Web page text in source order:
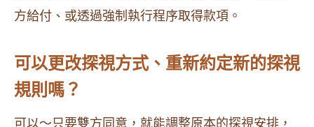
方給付、或透過強制執行程序取得款項。
可以更改探視方式、重新約定新的探視
規則嗎？
可以～只要雙方同意，就能調整原本的探視安排，